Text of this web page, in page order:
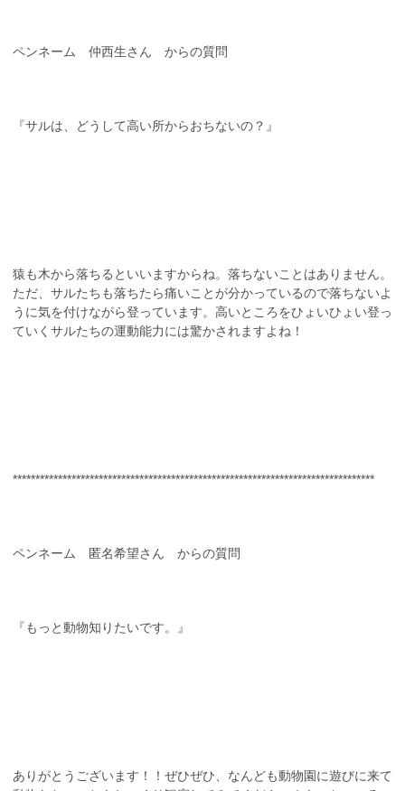
ペンネーム 仲西生さん からの質問
『サルは、どうして高い所からおちないの？』
猿も木から落ちるといいますからね。落ちないことはありません。
ただ、サルたちも落ちたら痛いことが分かっているので落ちないよ
うに気を付けながら登っています。高いところをひょいひょい登っ
ていくサルたちの運動能力には驚かされますよね！
********************************************************************************
ペンネーム 匿名希望さん からの質問
『もっと動物知りたいです。』
ありがとうございます！！ぜひぜひ、なんども動物園に遊びに来て